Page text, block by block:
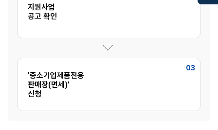
지원사업
공고 확인
03
'중소기업제품전용
판매장(면세)'
신청